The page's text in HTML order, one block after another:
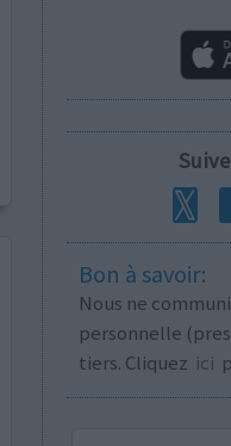
Bon à savoir:
Nous ne
personnelle
tiers. Cliquez ici